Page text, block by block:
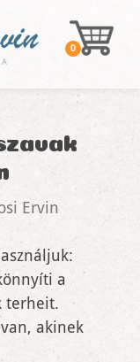
0
Ervin
a
terheit.
akinek